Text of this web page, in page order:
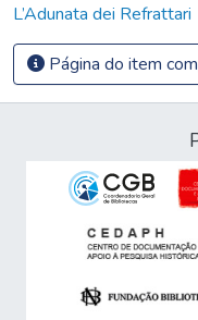
L’Adunata dei Refrattari
Página do item